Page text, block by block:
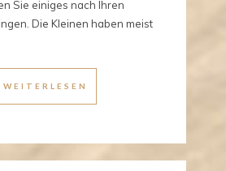
Sie einiges nach Ihren
Die Kleinen haben meist
WEITERLESEN